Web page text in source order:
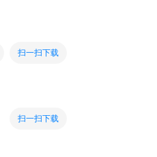
扫一扫下载
扫一扫下载